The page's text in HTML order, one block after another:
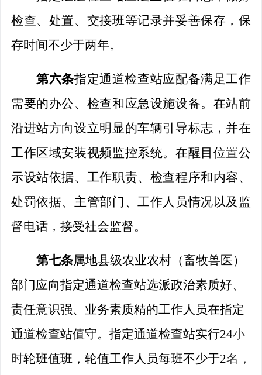
检查、处置、交接班等记录并妥善保存，保
存时间不少于两年。
第六条指定通道检查站应配备满足工作
需要的办公、 检查和应急设施设备。在站前
沿进站方向设立明显的车辆引导标志，并在
工作区域安装视频监控系统。在醒目位置公
示设站依据、工作职责、 检查程序和内容、
处罚依据、主管部门、工作人员情况以及监
督电话，接受社会监督。
第七条属地县级农业农村（畜牧兽医）
部门应向指定通道检查站选派政治素质好、
责任意识强、业务素质精的工作人员在指定
通道检查站值守。 指定通道检查站实行24小
时轮班值班， 轮值工作人员每班不少于2名，